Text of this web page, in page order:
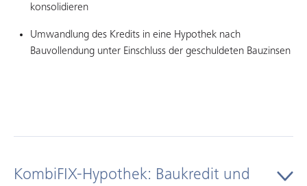
konsolidieren
Umwandlung des Kredits in eine Hypothek nach
Bauvollendung unter Einschluss der geschuldeten Bauzinsen
KombiFIX-Hypothek: Baukredit und